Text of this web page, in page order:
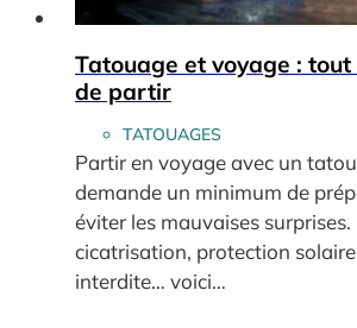
Tatouage et voyage :
de partir
TATOUAGES
Partir en voyage avec un
demande un minimum de
éviter les mauvaises surprises.
cicatrisation, protection
interdite… voici…